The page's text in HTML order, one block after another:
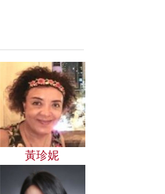
黃珍妮